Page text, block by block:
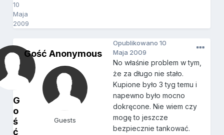
10
Maja
2009
G
o
ś
ć
Gość Anonymous
Guests
Opublikowano10
Maja 2009
No właśnie problem w tym,
że za długo nie stało.
Kupione było 3 tyg temu i
napewno było mocno
dokręcone. Nie wiem czy
mogę to jeszcze
bezpiecznie tankować.